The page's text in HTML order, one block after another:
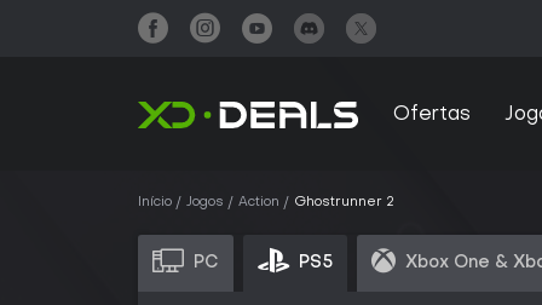
Ofertas
Início Jogos Action Ghostrunner 2
PC PS5 Xbox One &